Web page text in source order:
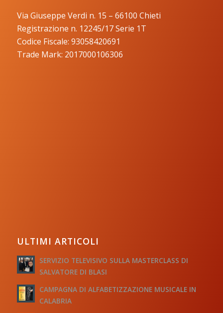
Via Giuseppe Verdi n. 15 – 66100 Chieti
Registrazione n. 12245/17 Serie 1T
Codice Fiscale: 93058420691
Trade Mark: 2017000106306
ULTIMI ARTICOLI
SERVIZIO TELEVISIVO SULLA MASTERCLASS DI
SALVATORE DI BLASI
CAMPAGNA DI ALFABETIZZAZIONE MUSICALE IN
CALABRIA